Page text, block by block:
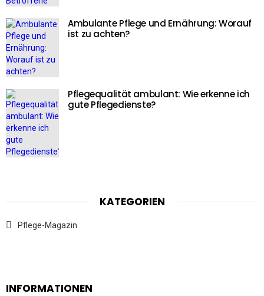
Ambulante Pflege und Ernährung: Worauf
ist zu achten?
Pflegequalität ambulant: Wie erkenne ich
gute Pflegedienste?
KATEGORIEN
Pflege-Magazin
INFORMATIONEN